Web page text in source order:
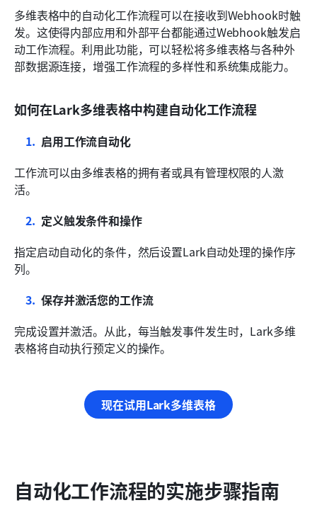
多维表格中的自动化工作流程可以在接收到Webhook时触
发。这使得内部应用和外部平台都能通过Webhook触发启
动工作流程。利用此功能，可以轻松将多维表格与各种外
部数据源连接，增强工作流程的多样性和系统集成能力。
如何在Lark多维表格中构建自动化工作流程
启用工作流自动化
工作流可以由多维表格的拥有者或具有管理权限的人激
活。
定义触发条件和操作
指定启动自动化的条件，然后设置Lark自动处理的操作序
列。
保存并激活您的工作流
完成设置并激活。从此，每当触发事件发生时，Lark多维
表格将自动执行预定义的操作。
现在试用Lark多维表格
自动化工作流程的实施步骤指南